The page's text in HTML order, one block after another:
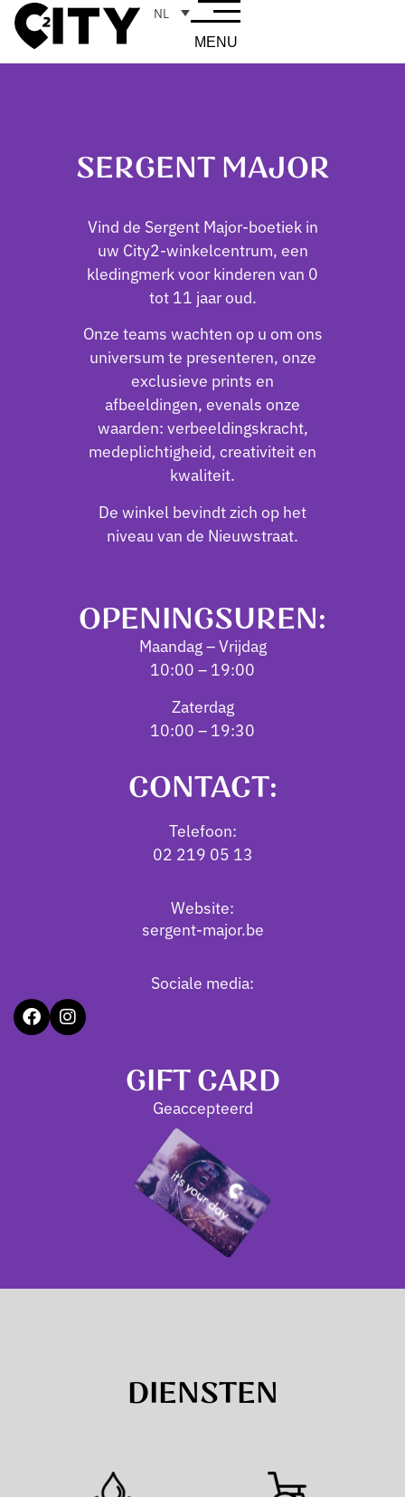
NL
MENU
SERGENT MAJOR
Vind de Sergent Major-boetiek in
uw City2-winkelcentrum, een
kledingmerk voor kinderen van 0
tot 11 jaar oud.
Onze teams wachten op u om ons
universum te presenteren, onze
exclusieve prints en
afbeeldingen, evenals onze
waarden: verbeeldingskracht,
medeplichtigheid, creativiteit en
kwaliteit.
De winkel bevindt zich op het
niveau van de Nieuwstraat.
OPENINGSUREN:
Maandag – Vrijdag
10:00 – 19:00
Zaterdag
10:00 – 19:30
CONTACT:
Telefoon:
02 219 05 13
Website:
sergent-major.be
Sociale media:
GIFT CARD
Geaccepteerd
DIENSTEN